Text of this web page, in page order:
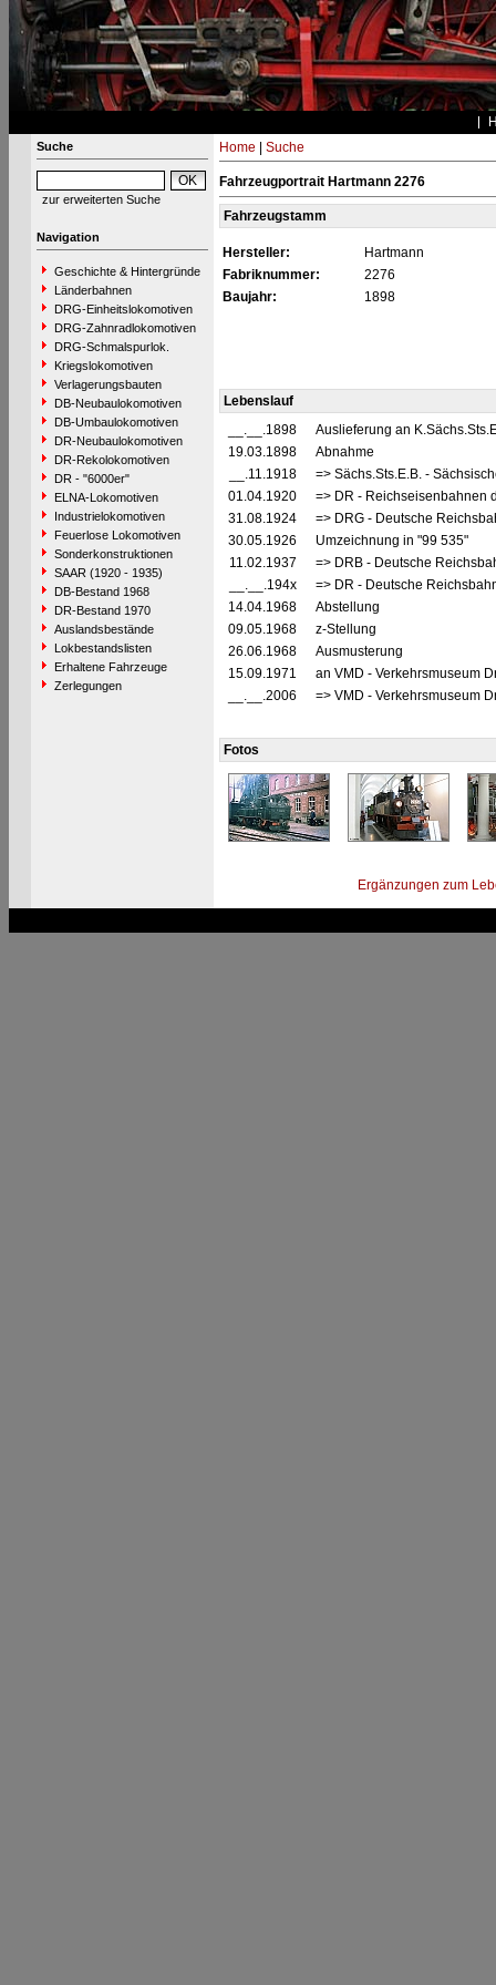
Suche
zur erweiterten Suche
Navigation
Geschichte & Hintergründe
Länderbahnen
DRG-Einheitslokomotiven
DRG-Zahnradlokomotiven
DRG-Schmalspurlok.
Kriegslokomotiven
Verlagerungsbauten
DB-Neubaulokomotiven
DB-Umbaulokomotiven
DR-Neubaulokomotiven
DR-Rekolokomotiven
DR - "6000er"
ELNA-Lokomotiven
Industrielokomotiven
Feuerlose Lokomotiven
Sonderkonstruktionen
SAAR (1920 - 1935)
DB-Bestand 1968
DR-Bestand 1970
Auslandsbestände
Lokbestandslisten
Erhaltene Fahrzeuge
Zerlegungen
Home Suche
Fahrzeugportrait Hartmann 2276
Fahrzeugstamm
Hersteller:
Hartmann
Fabriknummer:
2276
Baujahr:
1898
Lebenslauf
__.__.1898
Auslieferung an
19.03.1898
Abnahme
__.11.1918
=> Sächs.Sts.E.B. -
01.04.1920
=> DR - Reichseisenbahnen
31.08.1924
=> DRG - Deutsche
30.05.1926
Umzeichnung in "99 535"
11.02.1937
=> DRB - Deutsche
__.__.194x
=> DR - Deutsche
14.04.1968
Abstellung
09.05.1968
z-Stellung
26.06.1968
Ausmusterung
15.09.1971
an VMD - Verkehrsmuseum
__.__.2006
=> VMD - Verkehrsmuseum
Fotos
Ergänzungen zum